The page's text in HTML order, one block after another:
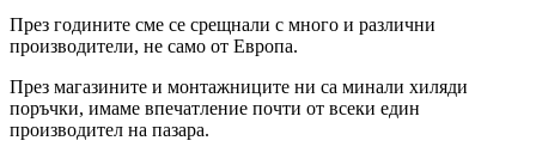
През годините сме се срещнали с много и различни
производители, не само от Европа.
През магазините и монтажниците ни са минали хиляди
поръчки, имаме впечатление почти от всеки един
производител на пазара.